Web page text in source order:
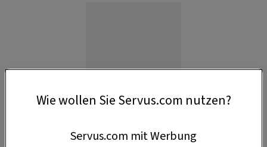
Wie wollen Sie Servus.com nutzen?
Servus.com mit Werbung